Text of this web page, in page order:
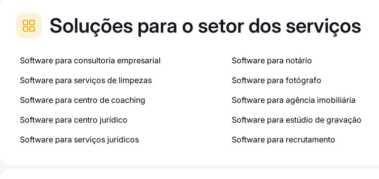
Soluções para o setor dos serviços
Software para consultoria empresarial
Software para serviços de limpezas
Software para centro de coaching
Software para centro jurídico
Software para serviços jurídicos
Software para notário
Software para fotógrafo
Software para agência imobiliária
Software para estúdio de gravação
Software para recrutamento